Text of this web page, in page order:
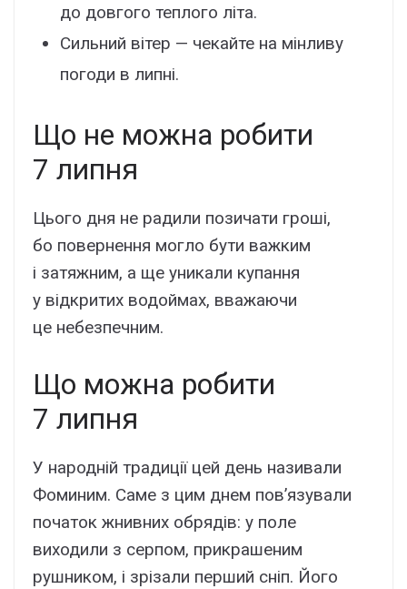
до довгого теплого літа.
Сильний вітер — чекайте на мінливу
погоди в липні.
Що не можна робити
7 липня
Цього дня не радили позичати гроші,
бо повернення могло бути важким
і затяжним, а ще уникали купання
у відкритих водоймах, вважаючи
це небезпечним.
Що можна робити
7 липня
У народній традиції цей день називали
Фоминим. Саме з цим днем пов’язували
початок жнивних обрядів: у поле
виходили з серпом, прикрашеним
рушником, і зрізали перший сніп. Його